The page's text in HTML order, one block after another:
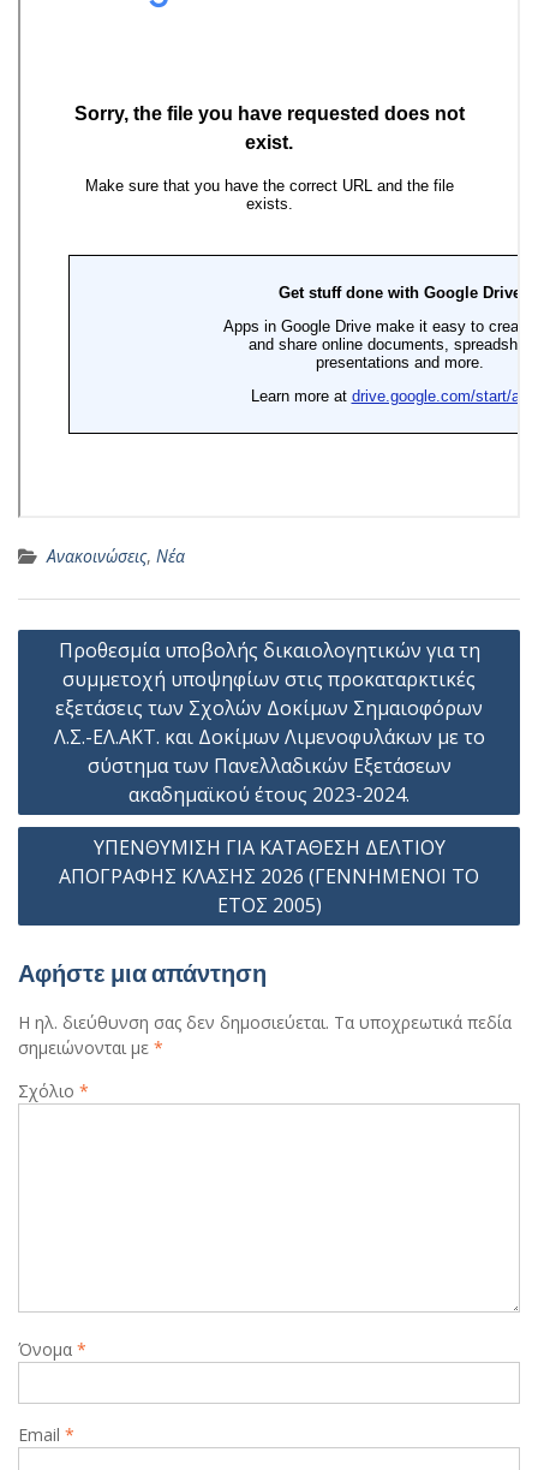
Ανακοινώσεις, Νέα
Πλοήγηση
άρθρων
Προθεσμία υποβολής δικαιολογητικών για τη
συμμετοχή υποψηφίων στις προκαταρκτικές
εξετάσεις των Σχολών Δοκίμων Σημαιοφόρων
Λ.Σ.-ΕΛ.ΑΚΤ. και Δοκίμων Λιμενοφυλάκων με το
σύστημα των Πανελλαδικών Εξετάσεων
ακαδημαϊκού έτους 2023-2024.
ΥΠΕΝΘΥΜΙΣΗ ΓΙΑ ΚΑΤΑΘΕΣΗ ΔΕΛΤΙΟΥ
ΑΠΟΓΡΑΦΗΣ ΚΛΑΣΗΣ 2026 (ΓΕΝΝΗΜΕΝΟΙ ΤΟ
ΕΤΟΣ 2005)
Αφήστε μια απάντηση
Η ηλ. διεύθυνση σας δεν δημοσιεύεται. Τα υποχρεωτικά πεδία
σημειώνονται με *
Σχόλιο *
Όνομα *
Email *